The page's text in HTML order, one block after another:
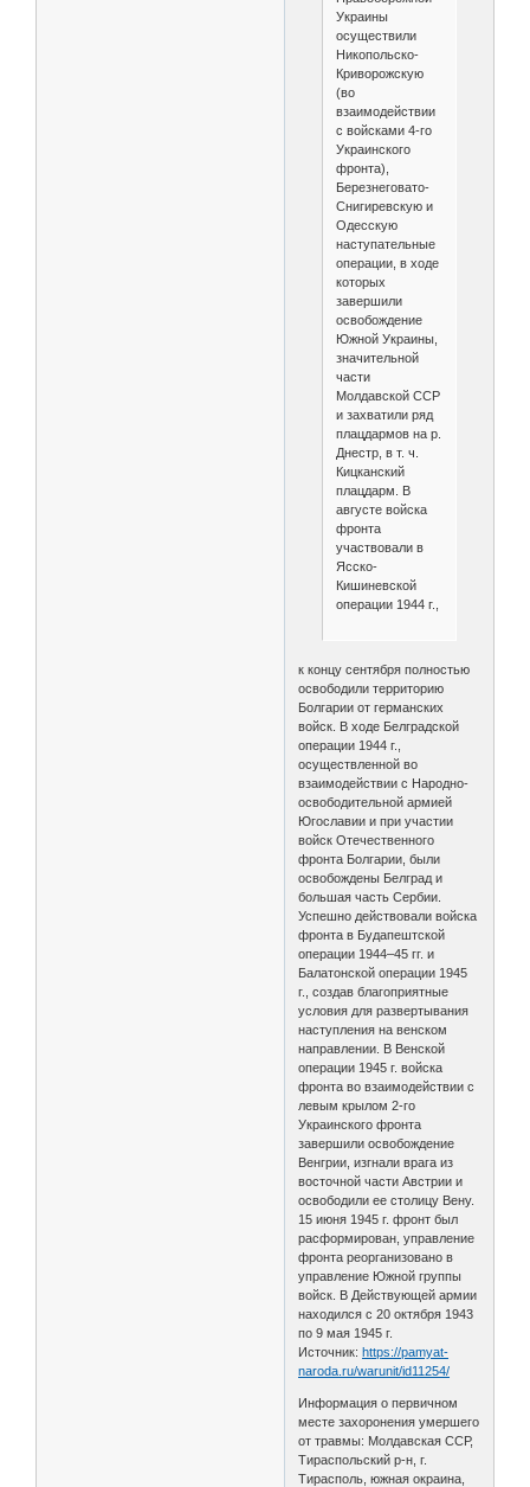
Украины
осуществили
Никопольско-
Криворожскую
(во
взаимодействии
с войсками 4-го
Украинского
фронта),
Березнеговато-
Снигиревскую и
Одесскую
наступательные
операции, в ходе
которых
завершили
освобождение
Южной Украины,
значительной
части
Молдавской ССР
и захватили ряд
плацдармов на р.
Днестр, в т. ч.
Кицканский
плацдарм. В
августе войска
фронта
участвовали в
Ясско-
Кишиневской
операции 1944 г.,
к концу сентября полностью
освободили территорию
Болгарии от германских
войск. В ходе Белградской
операции 1944 г.,
осуществленной во
взаимодействии с Народно-
освободительной армией
Югославии и при участии
войск Отечественного
фронта Болгарии, были
освобождены Белград и
большая часть Сербии.
Успешно действовали войска
фронта в Будапештской
операции 1944–45 гг. и
Балатонской операции 1945
г., создав благоприятные
условия для развертывания
наступления на венском
направлении. В Венской
операции 1945 г. войска
фронта во взаимодействии с
левым крылом 2-го
Украинского фронта
завершили освобождение
Венгрии, изгнали врага из
восточной части Австрии и
освободили ее столицу Вену.
15 июня 1945 г. фронт был
расформирован, управление
фронта реорганизовано в
управление Южной группы
войск. В Действующей армии
находился с 20 октября 1943
по 9 мая 1945 г.
Источник:https://pamyat-
naroda.ru/warunit/id11254/
Информация о первичном
месте захоронения умершего
от травмы: Молдавская ССР,
Тираспольский р-н, г.
Тирасполь, южная окраина,